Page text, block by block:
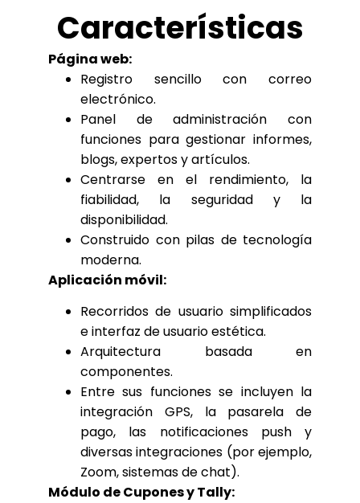
Características
Página web:
Registro sencillo con correo
electrónico.
Panel de administración con
funciones para gestionar informes,
blogs, expertos y artículos.
Centrarse en el rendimiento, la
fiabilidad, la seguridad y la
disponibilidad.
Construido con pilas de tecnología
moderna.
Aplicación móvil:
Recorridos de usuario simplificados
e interfaz de usuario estética.
Arquitectura basada en
componentes.
Entre sus funciones se incluyen la
integración GPS, la pasarela de
pago, las notificaciones push y
diversas integraciones (por ejemplo,
Zoom, sistemas de chat).
Módulo de Cupones y Tally: